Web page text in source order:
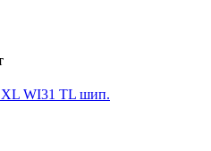
XL WI31 TL шип.